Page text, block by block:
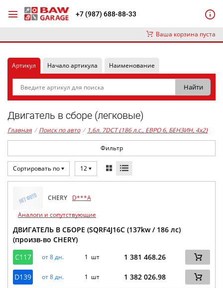
+7 (987) 688-88-33
Ваша корзина пуста
Артикул Начало артикула Наименование
Двигатель в сборе (легковые)
Главная / Поиск по авто / 1,6л. 7DCT (186 л.с., ЕВРО 6, БЕНЗИН, 4x2)
Фильтр
Сортировать по 12
CHERY
D***A
Аналоги и сопутствующие
ДВИГАТЕЛЬ В СБОРЕ (SQRF4J16C (137kw / 186 лс)
(произв-во CHERY)
C117
от 8 дн. 1 шт 1 381 468.26
D139 от 8 дн. 1 шт 1 382 026.98